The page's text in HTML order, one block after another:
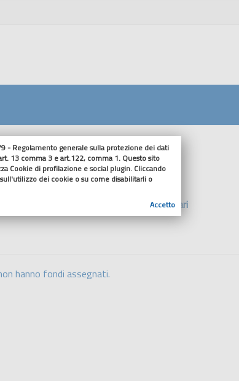
gruppi consiliari
Rendiconti gruppi consiliari
hanno fondi assegnati.
- Regolamento generale sulla protezione dei dati
13 comma 3 e art.122, comma 1. Questo sito
Cookie di profilazione e social plugin. Cliccando
dei cookie o su come disabilitarli o
Accetto